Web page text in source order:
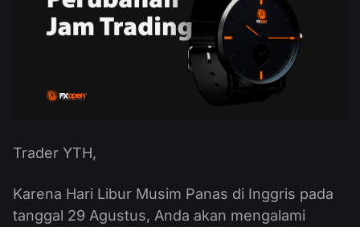
PAMM ECN
Kontes Forex
Kalender Dividen
Apa itu Trading ECN?
Apa itu Broker Forex?
Mengapa Kami?
Hubungi kami
Trader YTH,
Karena Hari Libur Musim Panas di Inggris pada
tanggal 29 Agustus, Anda akan mengalami